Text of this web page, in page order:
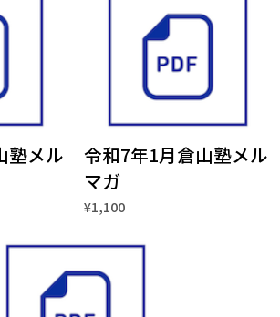
塾メル
令和7年1月倉山塾メル
マガ
¥1,100